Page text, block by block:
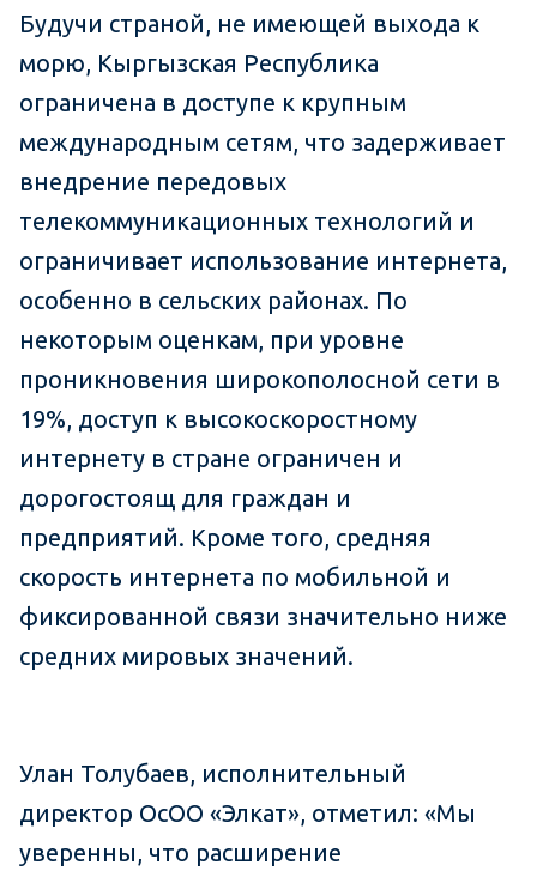
Будучи страной, не имеющей выхода к
морю, Кыргызская Республика
ограничена в доступе к крупным
международным сетям, что задерживает
внедрение передовых
телекоммуникационных технологий и
ограничивает использование интернета,
особенно в сельских районах. По
некоторым оценкам, при уровне
проникновения широкополосной сети в
19%, доступ к высокоскоростному
интернету в стране ограничен и
дорогостоящ для граждан и
предприятий. Кроме того, средняя
скорость интернета по мобильной и
фиксированной связи значительно ниже
средних мировых значений.
Улан Толубаев, исполнительный
директор ОсОО «Элкат», отметил: «Мы
уверенны, что расширение